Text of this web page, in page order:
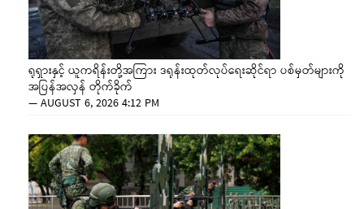
ရုရှားနှင့် ယူကရိန်းတို့အကြား ဒရုန်းထုတ်လုပ်ရေးဆိုင်ရာ ပစ်မှတ်များကို
အပြန်အလှန် တိုက်ခိုက်
—AUGUST 6, 2026 4:12 PM